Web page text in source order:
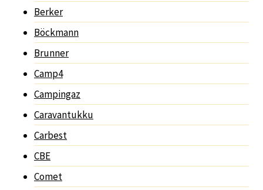
Berker
Böckmann
Brunner
Camp4
Campingaz
Caravantukku
Carbest
CBE
Comet